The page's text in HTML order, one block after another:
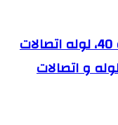
فروش انواع لوله اتصالات رده 40، لوله اتصالات
و اتصالات